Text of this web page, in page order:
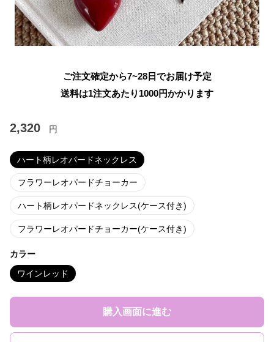
ご注文確定から7~28日でお届け予定
送料は1注文あたり 1000円かかります
2,320 円
ハート柄レオパードネックレス
フラワーレオパードチョーカー
ハート柄レオパードネックレス(ケース付き)
フラワーレオパードチョーカー(ケース付き)
カラー
ワインレッド
購入画面に進む